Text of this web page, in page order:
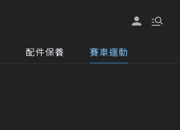
配件保養 賽車運動